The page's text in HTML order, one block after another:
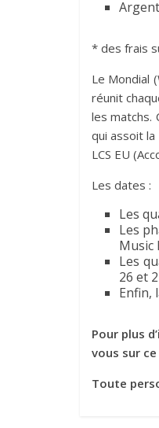
* des frais
Le Mondial
réunit
les matchs.
qui assoit
LCS EU
Les dates :
Les
Les
Music
Les
26 et
Enfin,
Pour plus
vous sur ce
Toute